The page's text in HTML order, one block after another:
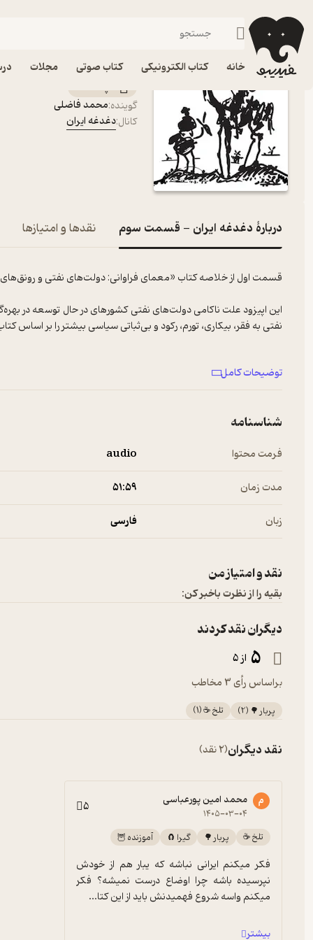
خانه کتاب الکترونیکی کتاب صوتی مجلات
فیدیبو پادکست‌ها
اپیزود دغدغه ایران
پادکست‌
گوینده:محمد فاضلی
کانال:دغدغه ایران
دربارۀ دغدغه ایران - قسمت سوم نقدها و امتیازها
این اپیزود علت ناکامی دولت‌های نفتی کشورهای در حال توسعه در
ششم بهمن هزار و سیصد و نود و نه
توضیحات کامل
شناسنامه
فرمت محتوا audio
مدت زمان ۵۱:۵۹
زبان فارسی
نقد و امتیاز من
بقیه را از نظرت باخبر کن:
دیگران نقد کردند
5 از 5
براساس رأی 3 مخاطب
پربار 🌳 (
2
) تلخ ☕️(
1
)
نقد دیگران(2 نقد)
م محمد امین پورعباسی
۱۴۰۵-۰۳-۰۴ 5
تلخ ☕️ پربار 🌳 گیرا 🧲 آموزنده 🦉
میکنم واسه شروع فهمیدنش باید از این کتا...
بیشتر